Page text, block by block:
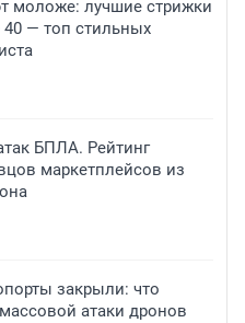
моложе: лучшие стрижки
— топ стильных
БПЛА. Рейтинг
маркетплейсов из
закрыли: что
атаки дронов